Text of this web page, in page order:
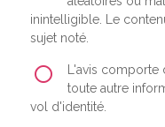
inintelligible. Le
sujet noté.
L'avis
toute autre
vol d'identité.